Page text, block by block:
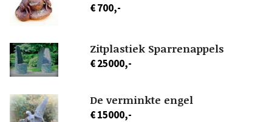
€ 700,-
Zitplastiek Sparrenappels
€ 25000,-
De verminkte engel
€ 15000,-